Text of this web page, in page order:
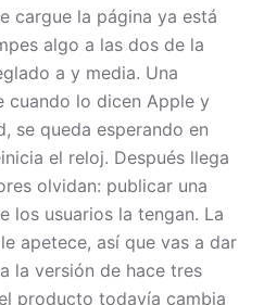
cargue la página ya está
algo a las dos de la
a y media. Una
cuando lo dicen Apple y
se queda esperando en
el reloj. Después llega
olvidan: publicar una
los usuarios la tengan. La
apetece, así que vas a dar
la versión de hace tres
producto todavía cambia